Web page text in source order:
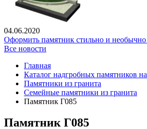
04.06.2020
Оформить памятник стильно и
Все новости
Главная
Каталог надгробных памятников
Памятники из гранита
Семейные памятники из гранита
Памятник Г085
Памятник Г085